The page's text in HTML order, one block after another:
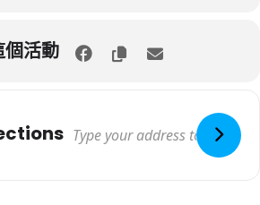
活動